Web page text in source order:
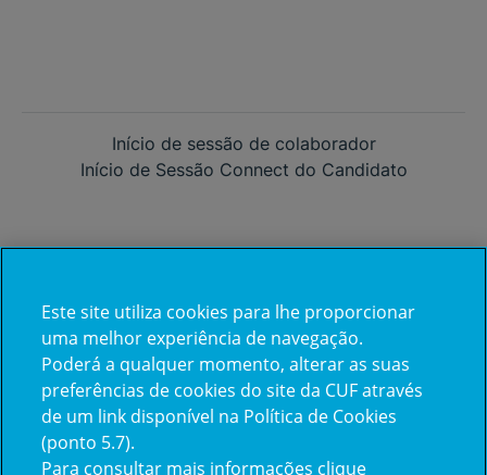
Início de sessão de colaborador
Início de Sessão Connect do Candidato
Já trabalha na CUF?
Vamos encontrar juntos o seu
próximo colega de equipe.
Este site utiliza cookies para lhe proporcionar
uma melhor experiência de navegação.
Poderá a qualquer momento, alterar as suas
preferências de cookies do site da CUF através
de um link disponível na Política de Cookies
(ponto 5.7).
Para consultar mais informações clique